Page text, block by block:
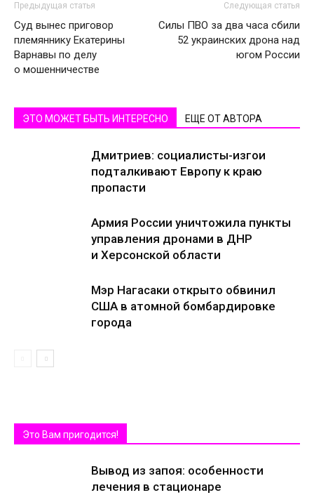
Предыдущая статья
Суд вынес приговор
племяннику Екатерины
Варнавы по делу
о мошенничестве
Следующая статья
Силы ПВО за два часа сбили
52 украинских дрона над
югом России
ЭТО МОЖЕТ БЫТЬ ИНТЕРЕСНО ЕЩЕ ОТ АВТОРА
Дмитриев: социалисты-изгои
подталкивают Европу к краю
пропасти
Армия России уничтожила пункты
управления дронами в ДНР
и Херсонской области
Мэр Нагасаки открыто обвинил
США в атомной бомбардировке
города
Это Вам пригодится!
Вывод из запоя: особенности
лечения в стационаре